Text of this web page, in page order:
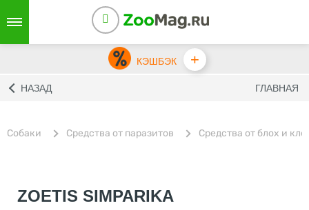
КЭШБЭК +
НАЗАД ГЛАВНАЯ
Собаки Средства от паразитов Средства от блох и
ZOETIS SIMPARIKA